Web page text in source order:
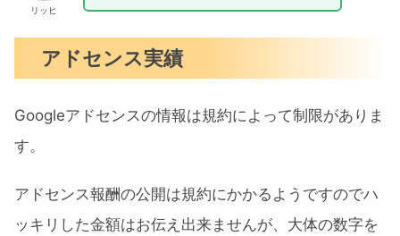
リッヒ
アドセンス実績
Googleアドセンスの情報は規約によって制限がありま
す。
アドセンス報酬の公開は規約にかかるようですのでハ
ッキリした金額はお伝え出来ませんが、大体の数字を